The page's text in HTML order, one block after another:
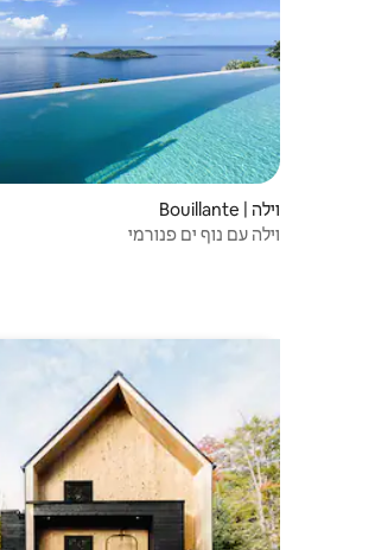
וילה | Bouillante
וילה עם נוף ים פנורמי